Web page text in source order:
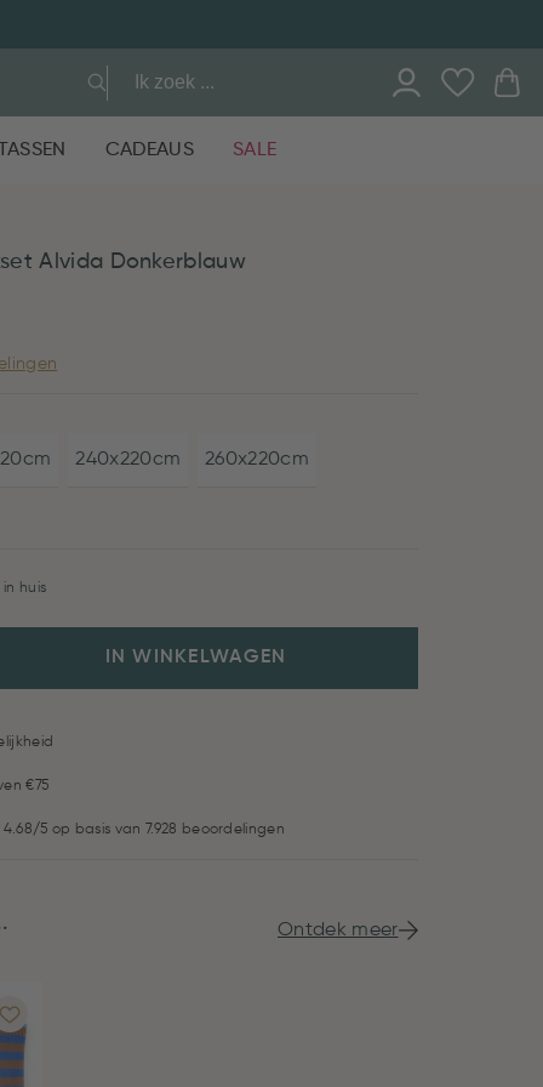
CADEAUS SALE
Alvida Donkerblauw
240x220cm 260x220cm
huis
IN WINKELWAGEN
€75
5 op basis van 7.928 beoordelingen
Ontdek meer